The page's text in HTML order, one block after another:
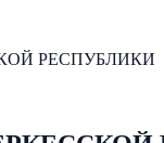
РЕСПУБЛИКИ